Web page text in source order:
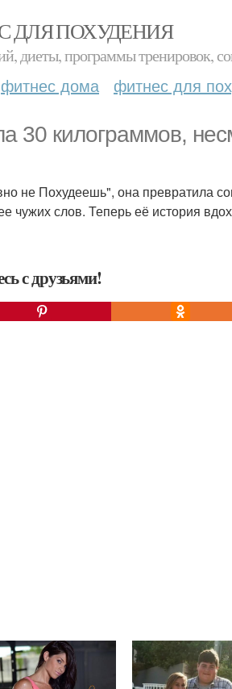
ДЛЯ ПОХУДЕНИЯ
диеты, программы тренировок,
фитнес дома фитнес для
30 килограммов,
не Похудеешь", она превратила
чужих слов. Теперь её история
с друзьями!